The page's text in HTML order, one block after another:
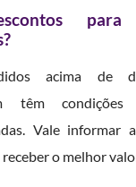
para
acima de
têm condições
Vale informar
o melhor